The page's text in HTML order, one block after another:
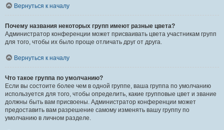
Вернуться к началу
Почему названия некоторых групп имеют разные цвета?
Администратор конференции может присваивать цвета участникам групп
для того, чтобы их было проще отличать друг от друга.
Вернуться к началу
Что такое группа по умолчанию?
Если вы состоите более чем в одной группе, ваша группа по умолчанию
используется для того, чтобы определить, какие групповые цвет и звание
должны быть вам присвоены. Администратор конференции может
предоставить вам разрешение самому изменять вашу группу по
умолчанию в личном разделе.